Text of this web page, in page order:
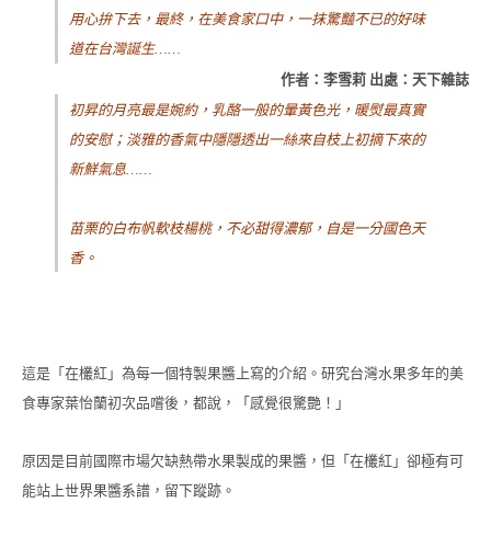
用心拚下去，最終，在美食家口中，一抹驚豔不已的好味
道在台灣誕生……
作者：李雪莉 出處：天下雜誌
初昇的月亮最是婉約，乳酪一般的暈黃色光，暖熨最真實
的安慰；淡雅的香氣中隱隱透出一絲來自枝上初摘下來的
新鮮氣息……
苗栗的白布帆軟枝楊桃，不必甜得濃郁，自是一分國色天
香。
這是「在欉紅」為每一個特製果醬上寫的介紹。研究台灣水果多年的美
食專家葉怡蘭初次品嚐後，都說，「感覺很驚艷！」
原因是目前國際市場欠缺熱帶水果製成的果醬，但「在欉紅」卻極有可
能站上世界果醬系譜，留下蹤跡。